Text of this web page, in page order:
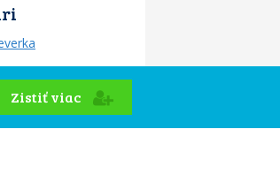
Zistiť viac